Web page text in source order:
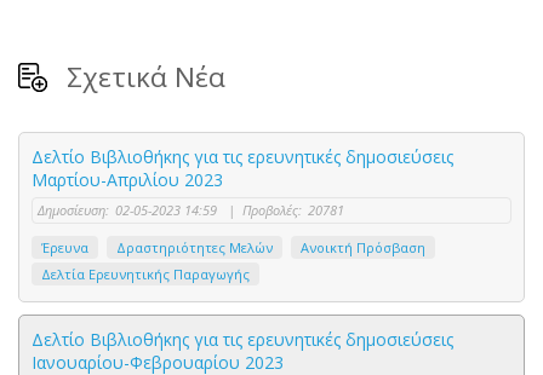
Σχετικά Νέα
Δελτίο Βιβλιοθήκης για τις ερευνητικές δημοσιεύσεις
Μαρτίου-Απριλίου 2023
Δημοσίευση: 02-05-2023 14:59 | Προβολές: 20781
Έρευνα Δραστηριότητες Μελών
Ανοικτή Πρόσβαση
Δελτία Ερευνητικής Παραγωγής
Δελτίο Βιβλιοθήκης για τις ερευνητικές δημοσιεύσεις
Ιανουαρίου-Φεβρουαρίου 2023